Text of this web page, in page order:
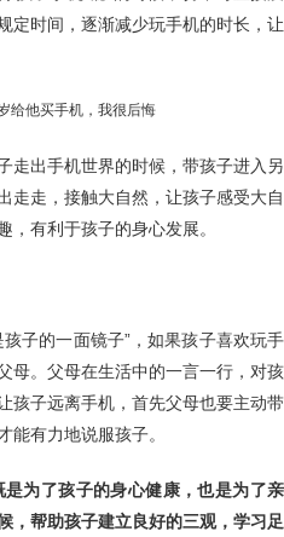
定时间，逐渐减少玩手机的时长，让
走出手机世界的时候，带孩子进入另
走走，接触大自然，让孩子感受大自
，有利于孩子的身心发展。
子的一面镜子”，如果孩子喜欢玩手
母。父母在生活中的一言一行，对孩
孩子远离手机，首先父母也要主动带
能有力地说服孩子。
为了孩子的身心健康，也是为了亲
，帮助孩子建立良好的三观，学习足